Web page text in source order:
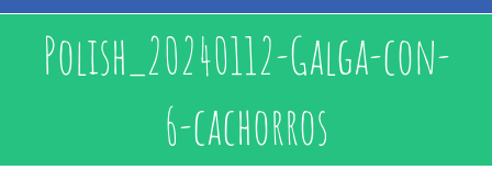
Polish_20240112-Galga-con-
6-cachorros